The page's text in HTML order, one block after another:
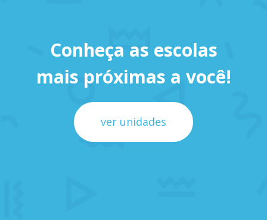
Conheça as escolas
mais próximas a você!
ver unidades